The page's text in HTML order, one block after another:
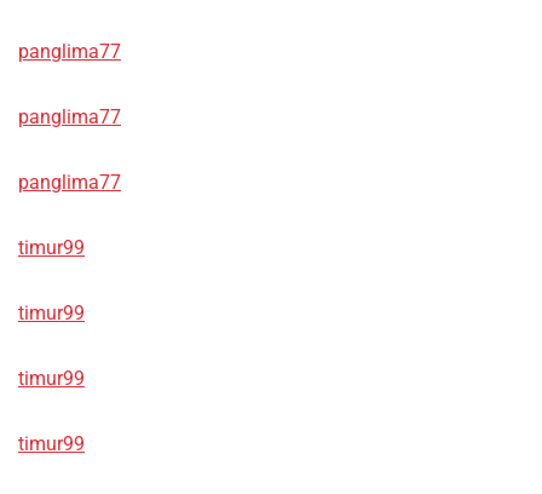
panglima77
panglima77
panglima77
timur99
timur99
timur99
timur99